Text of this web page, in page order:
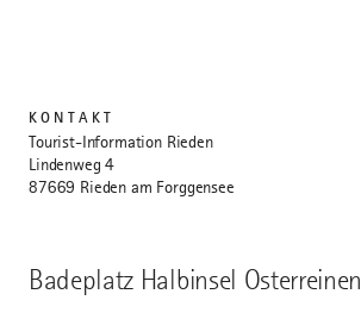
Badeplatz Halbinsel Osterreinen
KONTAKT
Tourist-Information Rieden
Lindenweg 4
87669 Rieden am Forggensee